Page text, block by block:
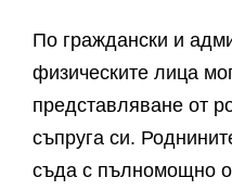
По граждански и
физическите лица
представляване от
съпруга си.
съда с пълномощно